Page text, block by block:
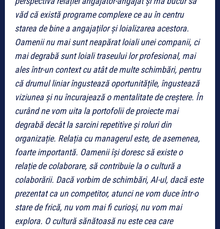
văd că există programe complexe ce au în centru
starea de bine a angajaților și loializarea acestora.
Oamenii nu mai sunt neapărat loiali unei companii, ci
mai degrabă sunt loiali traseului lor profesional, mai
ales într-un context cu atât de multe schimbări, pentru
că drumul liniar îngustează oportunitățile, îngustează
viziunea și nu încurajează o mentalitate de creștere. În
curând ne vom uita la portofolii de proiecte mai
degrabă decât la sarcini repetitive și roluri din
organizație. Relația cu managerul este, de asemenea,
foarte importantă. Oamenii își doresc să existe o
relație de colaborare, să contribuie la o cultură a
colaborării. Dacă vorbim de schimbări, AI-ul, dacă este
prezentat ca un competitor, atunci ne vom duce într-o
stare de frică, nu vom mai fi curioși, nu vom mai
explora. O cultură sănătoasă nu este cea care